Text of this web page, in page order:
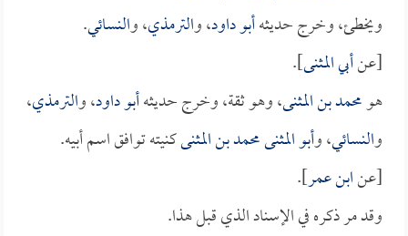
ويخطئ، وخرج حديثهأبو داود، والترمذي، والنسائي.
[عنأبي المثنى].
هومحمد بن المثنى، وهو ثقة، وخرج حديثهأبو داود، والترمذي،
والنسائي، وأبو المثنى محمد بن المثنىكنيته توافق اسم أبيه.
[عنابن عمر].
وقد مر ذكره في الإسناد الذي قبل هذا.